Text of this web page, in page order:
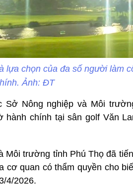
lựa chọn của đa số người làm
Ảnh: ĐT
Sở Nông nghiệp và Môi
chính tại sân golf Văn
trường tỉnh Phú Thọ đã
cơ quan có thẩm quyền cho
4/2026.